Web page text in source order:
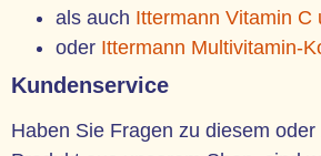
als auch Ittermann Vitamin C
oder Ittermann Multivitamin-
Kundenservice
Haben Sie Fragen zu diesem